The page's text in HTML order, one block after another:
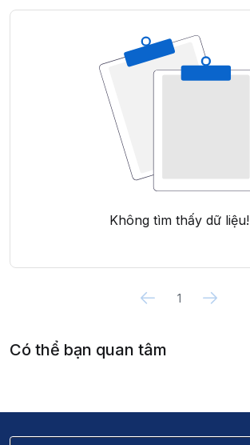
Không tìm thấy dữ liệu!
1
Có thể bạn quan tâm